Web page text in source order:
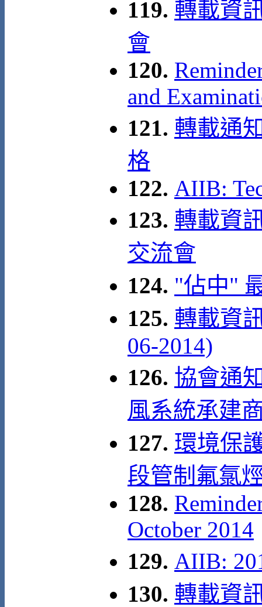
119. 轉載資
會
120.
and
121. 轉載通
格
122. AIIB:
123. 轉載資
交流會
124. "佔中"
125. 轉載資
06-2014)
126. 協會通
風系統承建
127. 環境保
段管制氟氯
128.
October 2014
129. AIIB:
130. 轉載資